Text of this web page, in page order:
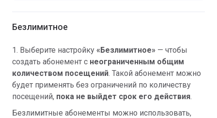
Безлимитное
1. Выберите настройку «Безлимитное» — чтобы
создать абонемент с неограниченным общим
количеством посещений. Такой абонемент можно
будет применять без ограничений по количеству
посещений, пока не выйдет срок его действия.
Безлимитные абонементы можно использовать,